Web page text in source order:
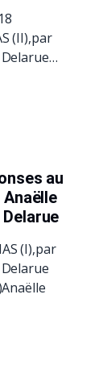
(II),par
au
(I),par